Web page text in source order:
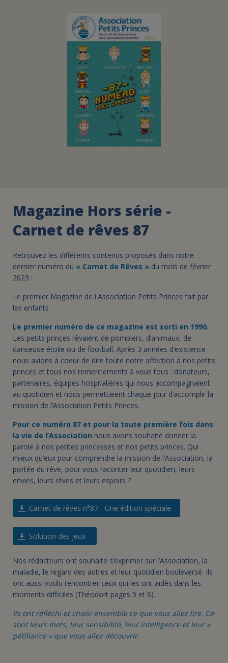
FAIRE UN DON
ASSURANCE VIE/LEGS
ESPACE PRESSE
BÉNÉVOLE
UN PETIT PRINCE
Magazine Hors série -
Carnet de rêves 87
Retrouvez les différents contenus proposés dans notre
dernier numéro du « Carnet de Rêves » du mois de février
2023 :
Le premier Magazine de l'Association Petits Princes fait par
les enfants
Le premier numéro de ce magazine est sorti en 1990.
Les petits princes rêvaient de pompiers, d’animaux, de
danseuse étoile ou de football. Après 3 années d’existence
nous avions à coeur de dire toute notre affection à nos petits
princes et tous nos remerciements à vous tous : donateurs,
partenaires, équipes hospitalières qui nous accompagnaient
au quotidien et nous permettaient chaque jour d’accomplir la
mission de l’Association Petits Princes.
Pour ce numéro 87 et pour la toute première fois dans
la vie de l’Association nous avons souhaité donner la
parole à nos petites princesses et nos petits princes. Qui
mieux qu’eux pour comprendre la mission de l’Association, la
portée du rêve, pour vous raconter leur quotidien, leurs
envies, leurs rêves et leurs espoirs ?
Carnet de rêves n°87 - Une édition spéciale
Solution des jeux
Nos rédacteurs ont souhaité s’exprimer sur l’Association, la
maladie, le regard des autres et leur quotidien bouleversé. Ils
ont aussi voulu rencontrer ceux qui les ont aidés dans les
moments difficiles (Théodort pages 5 et 6).
Ils ont réfléchi et choisi ensemble ce que vous allez lire. Ce
sont leurs mots, leur sensibilité, leur intelligence et leur «
pétillance » que vous allez découvrir.